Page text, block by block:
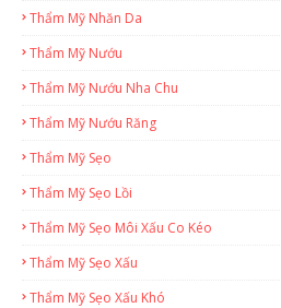
Thẩm Mỹ Nhăn Da
Thẩm Mỹ Nướu
Thẩm Mỹ Nướu Nha Chu
Thẩm Mỹ Nướu Răng
Thẩm Mỹ Sẹo
Thẩm Mỹ Sẹo Lồi
Thẩm Mỹ Sẹo Môi Xấu Co Kéo
Thẩm Mỹ Sẹo Xấu
Thẩm Mỹ Sẹo Xấu Khó